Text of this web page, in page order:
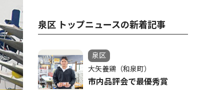
泉区 トップニュースの新着記事
泉区
大矢養鶏（和泉町）
市内品評会で最優秀賞